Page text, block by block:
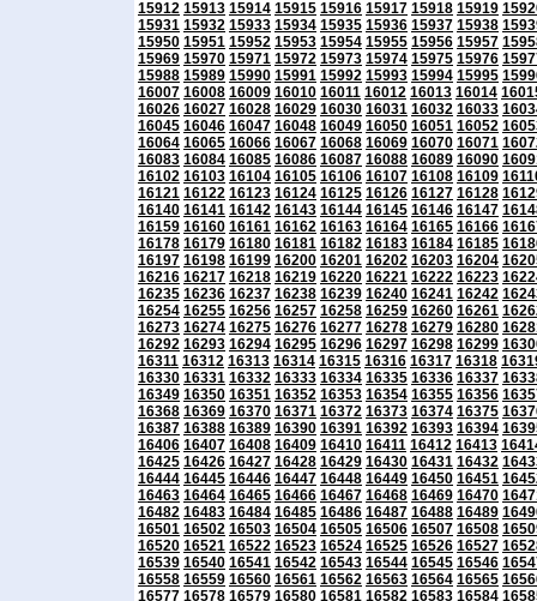
15912 15913 15914 15915 15916 15917 15918 15919
15931 15932 15933 15934 15935 15936 15937 15938
15950 15951 15952 15953 15954 15955 15956 15957
15969 15970 15971 15972 15973 15974 15975 15976
15988 15989 15990 15991 15992 15993 15994 15995
16007 16008 16009 16010 16011 16012 16013 16014
16026 16027 16028 16029 16030 16031 16032 16033
16045 16046 16047 16048 16049 16050 16051 16052
16064 16065 16066 16067 16068 16069 16070 16071
16083 16084 16085 16086 16087 16088 16089 16090
16102 16103 16104 16105 16106 16107 16108 16109
16121 16122 16123 16124 16125 16126 16127 16128
16140 16141 16142 16143 16144 16145 16146 16147
16159 16160 16161 16162 16163 16164 16165 16166
16178 16179 16180 16181 16182 16183 16184 16185
16197 16198 16199 16200 16201 16202 16203 16204
16216 16217 16218 16219 16220 16221 16222 16223
16235 16236 16237 16238 16239 16240 16241 16242
16254 16255 16256 16257 16258 16259 16260 16261
16273 16274 16275 16276 16277 16278 16279 16280
16292 16293 16294 16295 16296 16297 16298 16299
16311 16312 16313 16314 16315 16316 16317 16318
16330 16331 16332 16333 16334 16335 16336 16337
16349 16350 16351 16352 16353 16354 16355 16356
16368 16369 16370 16371 16372 16373 16374 16375
16387 16388 16389 16390 16391 16392 16393 16394
16406 16407 16408 16409 16410 16411 16412 16413
16425 16426 16427 16428 16429 16430 16431 16432
16444 16445 16446 16447 16448 16449 16450 16451
16463 16464 16465 16466 16467 16468 16469 16470
16482 16483 16484 16485 16486 16487 16488 16489
16501 16502 16503 16504 16505 16506 16507 16508
16520 16521 16522 16523 16524 16525 16526 16527
16539 16540 16541 16542 16543 16544 16545 16546
16558 16559 16560 16561 16562 16563 16564 16565
16577 16578 16579 16580 16581 16582 16583 16584